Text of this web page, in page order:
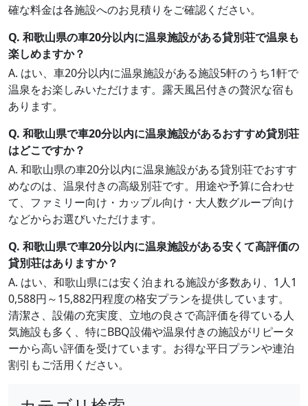
確な料金は各施設へのお見積りをご確認ください。
Q. 和歌山県の車20分以内に温泉施設がある貸別荘で温泉も
楽しめますか？
A. はい、車20分以内に温泉施設がある施設5軒のうち1軒で
温泉をお楽しみいただけます。露天風呂付きの贅沢な宿も
あります。
Q. 和歌山県で車20分以内に温泉施設があるおすすめ貸別荘
はどこですか？
A. 和歌山県の車20分以内に温泉施設がある貸別荘でおすす
めなのは、温泉付きの高級別荘です。用途や予算に合わせ
て、ファミリー向け・カップル向け・大人数グループ向け
などからお選びいただけます。
Q. 和歌山県で車20分以内に温泉施設がある安くて高評価の
貸別荘はありますか？
A. はい、和歌山県には安く泊まれる施設が多数あり、1人1
0,588円～15,882円程度の格安プランを提供しています。
清潔さ、設備の充実度、立地の良さで高評価を得ている人
気施設も多く、特にBBQ設備や温泉付きの施設がリピータ
ーから高い評価を受けています。お得な平日プランや連泊
割引もご活用ください。